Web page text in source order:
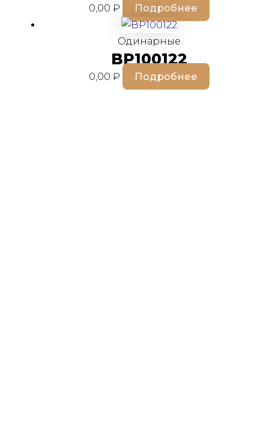
0,00₽ Подробнее
Одинарные
BP100122
0,00₽ Подробнее